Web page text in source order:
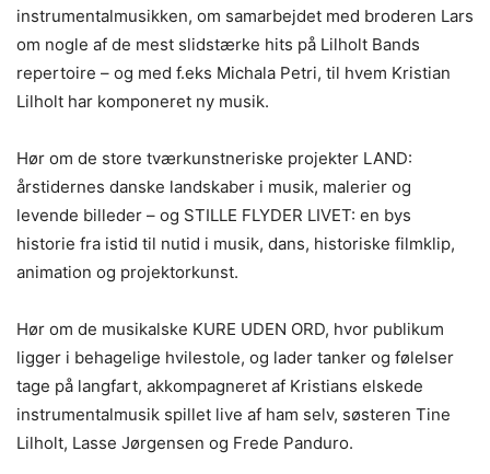
instrumentalmusikken, om samarbejdet med broderen Lars
om nogle af de mest slidstærke hits på Lilholt Bands
repertoire – og med f.eks Michala Petri, til hvem Kristian
Lilholt har komponeret ny musik.
Hør om de store tværkunstneriske projekter LAND:
årstidernes danske landskaber i musik, malerier og
levende billeder – og STILLE FLYDER LIVET: en bys
historie fra istid til nutid i musik, dans, historiske filmklip,
animation og projektorkunst.
Hør om de musikalske KURE UDEN ORD, hvor publikum
ligger i behagelige hvilestole, og lader tanker og følelser
tage på langfart, akkompagneret af Kristians elskede
instrumentalmusik spillet live af ham selv, søsteren Tine
Lilholt, Lasse Jørgensen og Frede Panduro.